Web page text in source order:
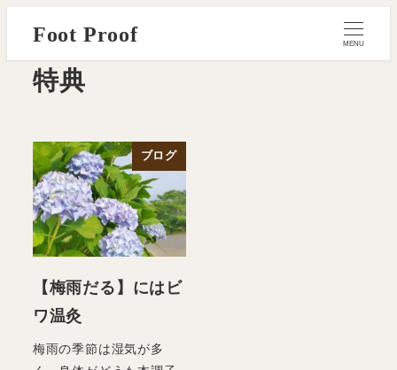
Foot Proof MENU
特典
ブログ
【梅雨だる】にはビ
ワ温灸
梅雨の季節は湿気が多